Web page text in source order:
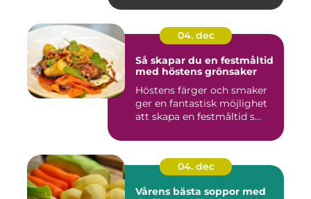
04. dec
Så skapar du en festmåltid
med höstens grönsaker
Höstens färger och smaker
ger en fantastisk möjlighet
att skapa en festmåltid s...
04. dec
Vårens bästa soppor med